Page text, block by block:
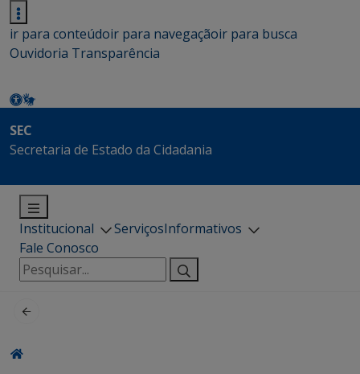
ir para conteúdoir para navegaçãoir para busca
Ouvidoria Transparência
SEC
Secretaria de Estado da Cidadania
Institucional ServiçosInformativos
Fale Conosco
Pesquisar
por: